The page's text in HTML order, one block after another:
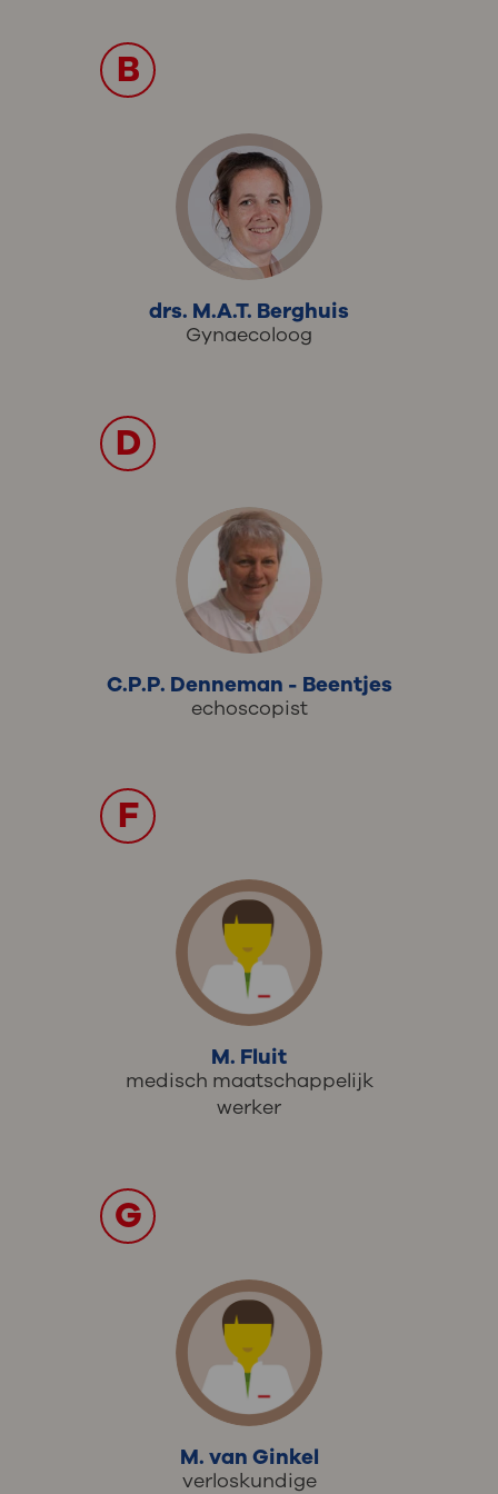
B
drs. M.A.T. Berghuis
Gynaecoloog
D
C.P.P. Denneman - Beentjes
echoscopist
F
M. Fluit
medisch maatschappelijk
werker
G
M. van Ginkel
verloskundige